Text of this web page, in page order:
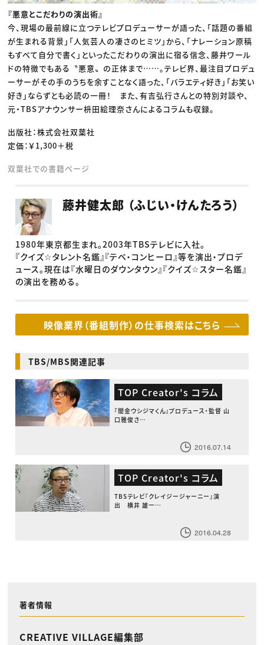
『悪意とこだわりの演出術』
今、現場の最前線に立つテレビプロデューサーが語った、「話題の番組
が生まれる背景」「人気芸人の凄さのヒミツ」から、「ナレーション原稿
もすべて自分で書く」といったこだわりの演出に宿る信念、藤井ワール
ドの特徴でもある〝悪意〟の正体まで……。テレビ界、最注目プロデュ
ーサーがその手のうちを余すことなく語った、「バラエティ好き」「お笑い
好き」ならずとも必読の一冊！ また、有吉弘行さんとの特別対談や、
元・TBSアナウンサー枡田絵理奈さんによるコラムも収録。
出版社：株式会社双葉社
定価：￥1,300＋税
双葉社での書籍ページ
藤井健太郎 （ふじい・けんたろう）
1980年東京都生まれ。2003年TBSテレビに入社。
『クイズ☆タレント名鑑』『テベ・コンヒーロ』等を演出・プロデ
ュース。現在は『水曜日のダウンタウン』『クイズ☆スター名鑑』
の演出を務める。
映像業界（番組制作）の仕事検索はこちら
TBS/MBS関連記事
TOP Creator's コラム
『闇金ウシジマくん』プロデュース・監督 山
口雅俊さ…
2016.07.14
TOP Creator's コラム
TBSテレビ『クレイジージャーニー』演
出 横井 雄一…
2016.04.28
著者情報
CREATIVE VILLAGE編集部